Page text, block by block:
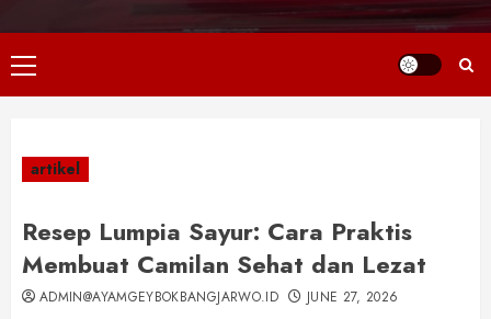
Primary
Menu
artikel
Resep Lumpia Sayur: Cara Praktis
Membuat Camilan Sehat dan Lezat
ADMIN@AYAMGEYBOKBANGJARWO.ID JUNE 27, 2026